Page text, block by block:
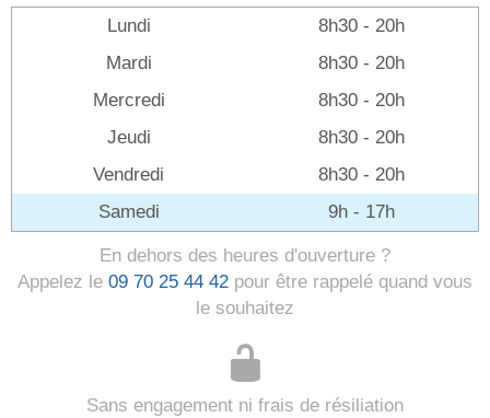
Lundi
8h30 - 20h
Mardi
8h30 - 20h
Mercredi
8h30 - 20h
Jeudi
8h30 - 20h
Vendredi
8h30 - 20h
Samedi
9h - 17h
En dehors des heures d'ouverture ?
Appelez le 09 70 25 44 42 pour être rappelé quand vous
le souhaitez
Sans engagement ni frais de résiliation